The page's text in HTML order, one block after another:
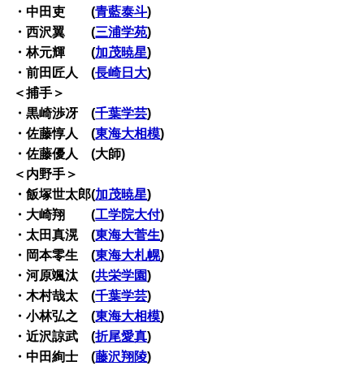
・中田吏 (青藍泰斗)
・西沢翼 (三浦学苑)
・林元輝 (加茂暁星)
・前田匠人 (長崎日大)
＜捕手＞
・黒崎渉冴 (千葉学芸)
・佐藤惇人 (東海大相模)
・佐藤優人 (大師)
＜内野手＞
・飯塚世太郎(加茂暁星)
・大崎翔 (工学院大付)
・太田真滉 (東海大菅生)
・岡本零生 (東海大札幌)
・河原颯汰 (共栄学園)
・木村哉太 (千葉学芸)
・小林弘之 (東海大相模)
・近沢諒武 (折尾愛真)
・中田絢士 (藤沢翔陵)